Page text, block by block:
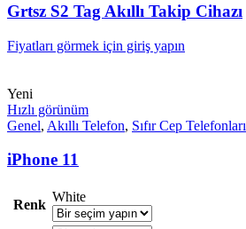
Grtsz S2 Tag Akıllı Takip Cihazı
Fiyatları görmek için giriş yapın
Yeni
Hızlı görünüm
Genel, Akıllı Telefon, Sıfır Cep Telefonları
iPhone 11
Renk
White